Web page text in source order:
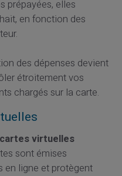
prépayées, elles
en fonction des
des dépenses devient
étroitement vos
chargés sur la carte.
cartes virtuelles
sont émises
en ligne et protègent